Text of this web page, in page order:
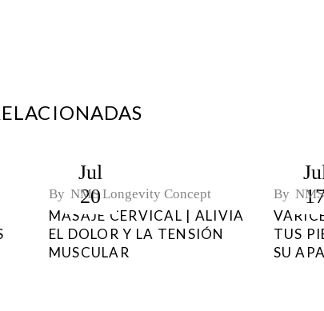
Jul
20
By NMS Longevity Concept
MASAJE CERVICAL | ALIVIA
EL DOLOR Y LA TENSIÓN
MUSCULAR
By
TUS
SU